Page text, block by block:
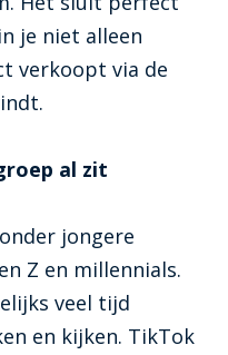
je niet alleen
verkoopt via de
al zit
jongere
Z en millennials.
veel tijd
en kijken. TikTok